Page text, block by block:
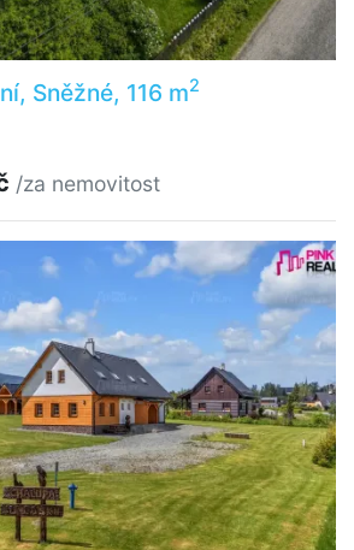
Sněžné, 116 m2
/za nemovitost